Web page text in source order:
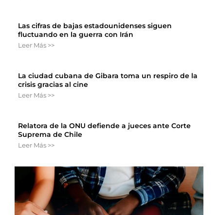
Las cifras de bajas estadounidenses siguen
fluctuando en la guerra con Irán
Leer Más >>
La ciudad cubana de Gibara toma un respiro de la
crisis gracias al cine
Leer Más >>
Relatora de la ONU defiende a jueces ante Corte
Suprema de Chile
Leer Más >>